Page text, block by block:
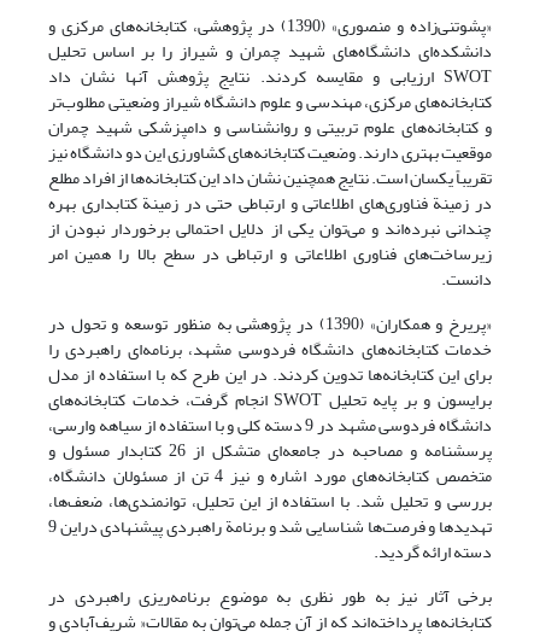
«پشوتنی‌زاده و منصوری» (1390) در پژوهشی، کتابخانه‌های مرکزی و
دانشکده‌ای دانشگاه‌های شهید چمران و شیراز را بر اساس تحلیل
SWOT ارزیابی و مقایسه کردند. نتایج پژوهش آنها نشان داد
کتابخانه‌های مرکزی، مهندسی و علوم دانشگاه شیراز وضعیتی مطلوب‌تر
و کتابخانه‌های علوم تربیتی و روانشناسی و دامپزشکی شهید چمران
موقعیت بهتری دارند. وضعیت کتابخانه‌های کشاورزی این دو دانشگاه نیز
تقریباً یکسان است. نتایج همچنین نشان داد این کتابخانه‌ها از افراد مطلع
در زمینة فناوری‌های اطلاعاتی و ارتباطی حتی در زمینة کتابداری بهره
چندانی نبرده‌اند و می‌توان یکی از دلایل احتمالی برخوردار نبودن از
زیرساخت‌های فناوری اطلاعاتی و ارتباطی در سطح بالا را همین امر
دانست.
«پریرخ و همکاران» (1390) در پژوهشی به منظور توسعه و تحول در
خدمات کتابخانه‌های دانشگاه فردوسی مشهد، برنامه‌ای راهبردی را
برای این کتابخانه‌ها تدوین کردند. در این طرح که با استفاده از مدل
برایسون و بر پایه تحلیل SWOT انجام گرفت، خدمات کتابخانه‌های
دانشگاه فردوسی مشهد در 9 دسته کلی و با استفاده از سیاهه وارسی،
پرسشنامه و مصاحبه در جامعه‌ای متشکل از 26 کتابدار مسئول و
متخصص کتابخانه‌های مورد اشاره و نیز 4 تن از مسئولان دانشگاه،
بررسی و تحلیل شد. با استفاده از این تحلیل، توانمندی‌ها، ضعف‌ها،
تهدیدها و فرصت‌ها شناسایی شد و برنامة راهبردی پیشنهادی دراین 9
دسته ارائه گردید.
برخی آثار نیز به طور نظری به موضوع برنامه‌ریزی راهبردی در
کتابخانه‌ها پرداخته‌اند که از آن جمله می‌توان به مقالات« شریف‌آبادی و